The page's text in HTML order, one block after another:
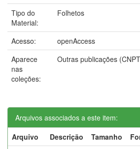
Tipo do
Material:
Folhetos
Acesso:
openAccess
Aparece
nas
coleções:
Outras publicações
Arquivos associados a este item:
Arquivo
Descrição Tamanho